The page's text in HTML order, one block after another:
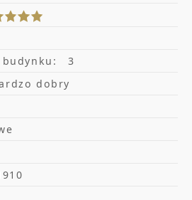
podwójne
kuchennym i kanapa jako
spania.
i wanną z widokiem
3
dobry